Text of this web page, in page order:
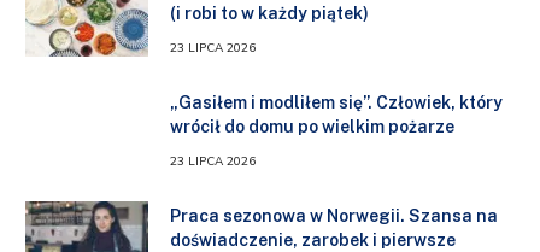
(i robi to w każdy piątek)
23 LIPCA 2026
„Gasiłem i modliłem się”. Człowiek, który
wrócił do domu po wielkim pożarze
23 LIPCA 2026
Praca sezonowa w Norwegii. Szansa na
doświadczenie, zarobek i pierwsze